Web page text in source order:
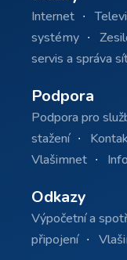
Internet
systémy
servis a správa
Podpora
Podpora pro
stažení
Vlašimnet
Odkazy
Výpočetní a
připojení